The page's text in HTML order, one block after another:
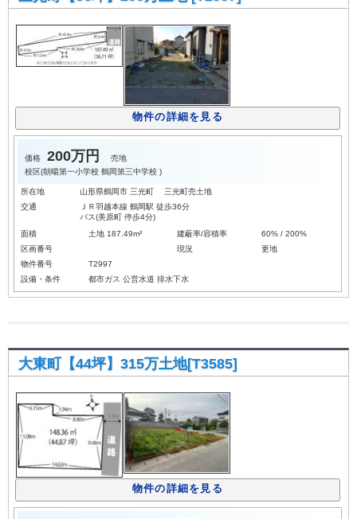
物件の詳細を見る
価格 200万円
売地
校区(朝暘第一小学校 鶴岡第三中学校 )
所在地
山形県鶴岡市 三光町 三光町売土地
交通
ＪＲ羽越本線 鶴岡駅 徒歩36分
バス(美原町 停歩4分)
面積
土地 187.49m² 建蔽率/容積率
60% / 200%
区画番号
現況
更地
物件番号
T2997
設備・条件
都市ガス 公営水道 排水下水
大東町【44坪】315万土地[T3585]
物件の詳細を見る